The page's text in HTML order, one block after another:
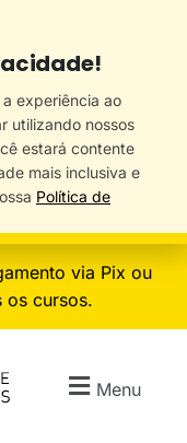
via Pix ou
os cursos.
Menu
experiência ao
utilizando nossos
estará contente
mais inclusiva e
Política de